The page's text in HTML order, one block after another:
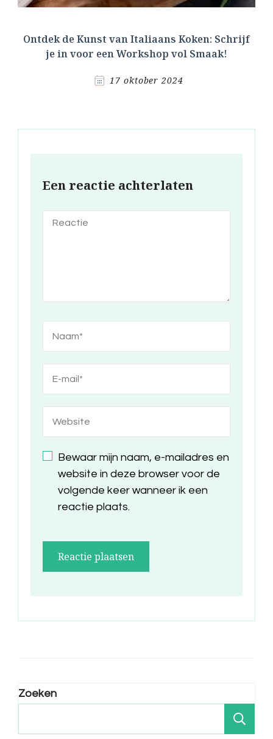
Ontdek de Kunst van Italiaans Koken: Schrijf
je in voor een Workshop vol Smaak!
17 oktober 2024
Een reactie achterlaten
Bewaar mijn naam, e-mailadres en
website in deze browser voor de
volgende keer wanneer ik een
reactie plaats.
Zoeken